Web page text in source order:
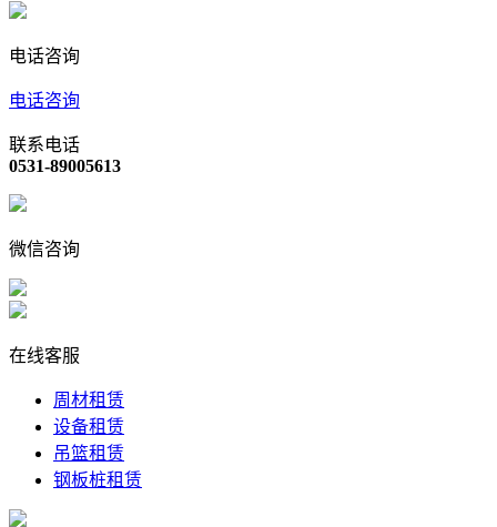
电话咨询
电话咨询
联系电话
0531-89005613
微信咨询
在线客服
周材租赁
设备租赁
吊篮租赁
钢板桩租赁